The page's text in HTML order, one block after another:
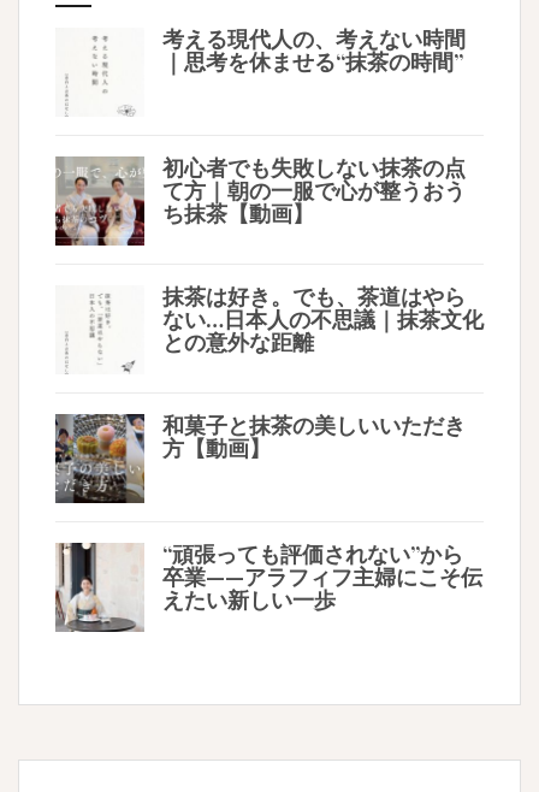
考える現代人の、考えない時間
｜思考を休ませる“抹茶の時間”
初心者でも失敗しない抹茶の点
て方｜朝の一服で心が整うおう
ち抹茶【動画】
抹茶は好き。でも、茶道はやら
ない…日本人の不思議｜抹茶文化
との意外な距離
和菓子と抹茶の美しいいただき
方【動画】
“頑張っても評価されない”から
卒業——アラフィフ主婦にこそ伝
えたい新しい一歩